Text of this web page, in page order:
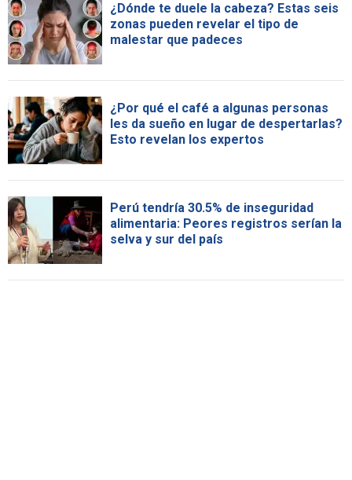
¿Dónde te duele la cabeza? Estas seis
zonas pueden revelar el tipo de
malestar que padeces
¿Por qué el café a algunas personas
les da sueño en lugar de despertarlas?
Esto revelan los expertos
Perú tendría 30.5% de inseguridad
alimentaria: Peores registros serían la
selva y sur del país